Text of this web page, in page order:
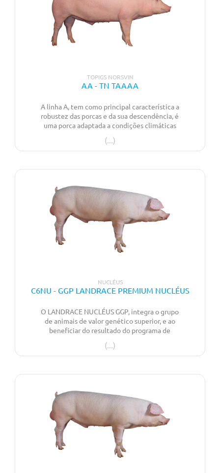
TOPIGS NORSVIN
AA - TN TAAAA
A linha A, tem como principal característica a
robustez das porcas e da sua descendência, é
uma porca adaptada a condições climáticas
crescimento e robustas. Caracteriza-se por
uma alta fertilidade, alta capacidade de
NUCLÉUS
C6NU - GGP LANDRACE PREMIUM NUCLÉUS
O LANDRACE NUCLÉUS GGP, integra o grupo
de animais de valor genético superior, e ao
beneficiar do resultado do programa de
garante evolução, progresso genético e
maximização dos resultados zootécnicos. Alia
robustez, facilidade de maneio e